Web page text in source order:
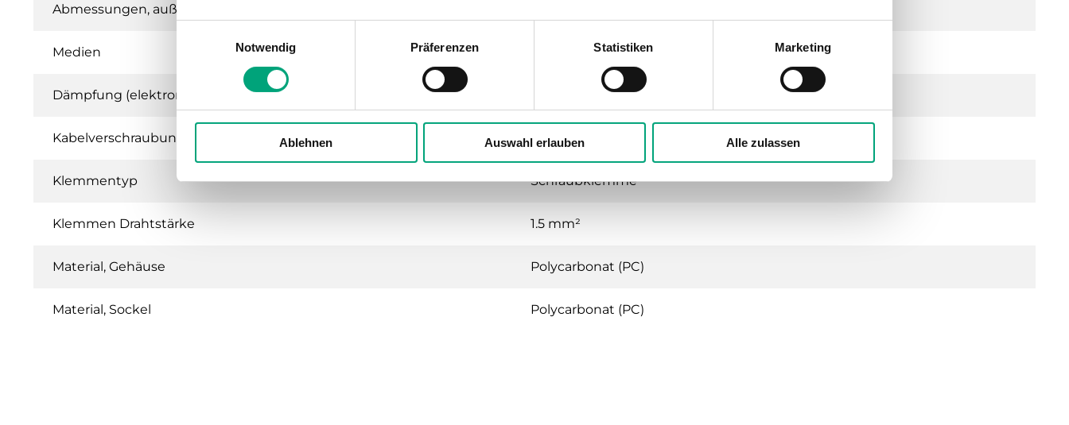
Notwendig
Präferenzen Statistiken Marketing
Ablehnen Auswahl erlauben Alle zulassen
Abmessungen, außen (B x H x T)
Medien Luft, nicht brennbare und nicht aggressive Gase
Dämpfung (elektronisch)
Kabelverschraubung M16x1,5
Klemmentyp Schraubklemme
Klemmen Drahtstärke 1.5 mm²
Material, Gehäuse Polycarbonat (PC)
Material, Sockel Polycarbonat (PC)